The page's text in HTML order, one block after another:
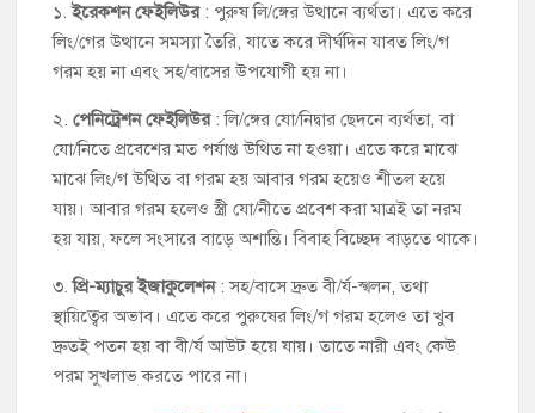
১.ইরেকশন ফেইলিউর: পুরুষ লি/ঙ্গের উত্থানে ব্যর্থতা। এতে করে
লিং/গের উত্থানে সমস্যা তৈরি, যাতে করে দীর্ঘদিন যাবত লিং/গ
গরম হয় না এবং সহ/বাসের উপযোগী হয় না।
২.পেনিট্রেশন ফেইলিউর: লি/ঙ্গের যো/নিদ্বার ছেদনে ব্যর্থতা, বা
যো/নিতে প্রবেশের মত পর্যাপ্ত উথিত না হওয়া। এতে করে মাঝে
মাঝে লিং/গ উত্থিত বা গরম হয় আবার গরম হয়েও শীতল হয়ে
যায়। আবার গরম হলেও স্ত্রী যো/নীতে প্রবেশ করা মাত্রই তা নরম
হয় যায়, ফলে সংসারে বাড়ে অশান্তি। বিবাহ বিচ্ছেদ বাড়তে থাকে।
৩.প্রি-ম্যাচুর ইজাকুলেশন: সহ/বাসে দ্রুত বী/র্য-স্খলন, তথা
স্থায়িত্বের অভাব। এতে করে পুরুষের লিং/গ গরম হলেও তা খুব
দ্রুতই পতন হয় বা বী/র্য আউট হয়ে যায়। তাতে নারী এবং কেউ
পরম সুখলাভ করতে পারে না।